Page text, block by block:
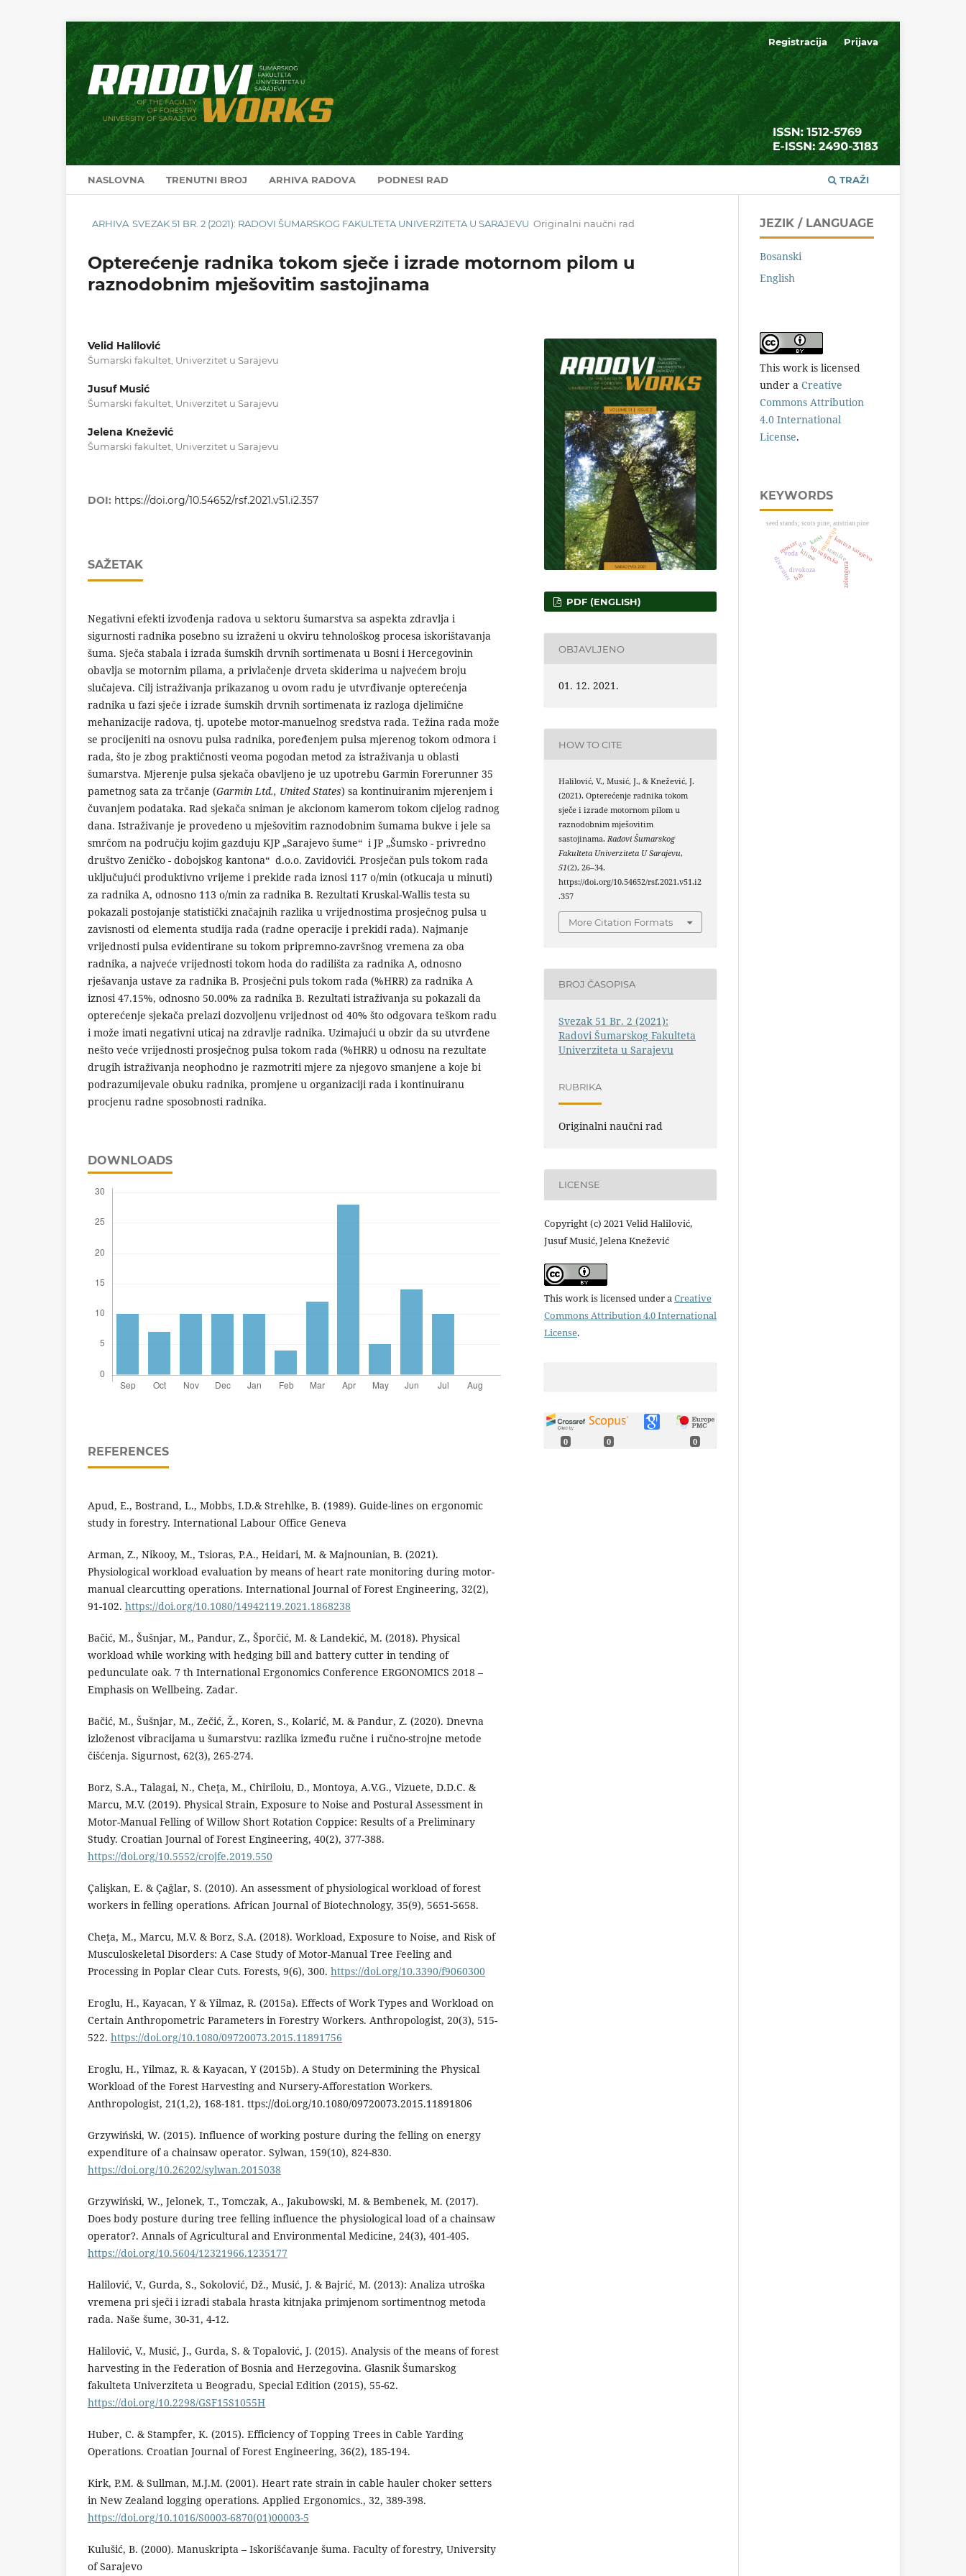
NASLOVNA TRENUTNI BROJ ARHIVA RADOVA PODNESI RAD TRAŽI
Registracija Prijava
ARHIVA SVEZAK 51 BR. 2 (2021): RADOVI ŠUMARSKOG FAKULTETA UNIVERZITETA U SARAJEVU Originalni naučni rad
Opterećenje radnika tokom sječe i izrade motornom pilom u
raznodobnim mješovitim sastojinama
Velid Halilović
Šumarski fakultet, Univerzitet u Sarajevu
Jusuf Musić
Šumarski fakultet, Univerzitet u Sarajevu
Jelena Knežević
Šumarski fakultet, Univerzitet u Sarajevu
DOI: https://doi.org/10.54652/rsf.2021.v51.i2.357
SAŽETAK
Negativni efekti izvođenja radova u sektoru šumarstva sa aspekta zdravlja i
sigurnosti radnika posebno su izraženi u okviru tehnološkog procesa iskorištavanja
šuma. Sječa stabala i izrada šumskih drvnih sortimenata u Bosni i Hercegovinin
obavlja se motornim pilama, a privlačenje drveta skiderima u najvećem broju
slučajeva. Cilj istraživanja prikazanog u ovom radu je utvrđivanje opterećenja
radnika u fazi sječe i izrade šumskih drvnih sortimenata iz razloga djelimične
mehanizacije radova, tj. upotebe motor-manuelnog sredstva rada. Težina rada može
se procijeniti na osnovu pulsa radnika, poređenjem pulsa mjerenog tokom odmora i
rada, što je zbog praktičnosti veoma pogodan metod za istraživanja u oblasti
šumarstva. Mjerenje pulsa sjekača obavljeno je uz upotrebu Garmin Forerunner 35
pametnog sata za trčanje (Garmin Ltd., United States) sa kontinuiranim mjerenjem i
čuvanjem podataka. Rad sjekača sniman je akcionom kamerom tokom cijelog radnog
dana. Istraživanje je provedeno u mješovitim raznodobnim šumama bukve i jele sa
smrčom na području kojim gazduju KJP „Sarajevo šume“ i JP „Šumsko - privredno
društvo Zeničko - dobojskog kantona“ d.o.o. Zavidovići. Prosječan puls tokom rada
uključujući produktivno vrijeme i prekide rada iznosi 117 o/min (otkucaja u minuti)
za radnika A, odnosno 113 o/min za radnika B. Rezultati Kruskal-Wallis testa su
pokazali postojanje statistički značajnih razlika u vrijednostima prosječnog pulsa u
zavisnosti od elementa studija rada (radne operacije i prekidi rada). Najmanje
vrijednosti pulsa evidentirane su tokom pripremno-završnog vremena za oba
radnika, a najveće vrijednosti tokom hoda do radilišta za radnika A, odnosno
rješavanja ustave za radnika B. Prosječni puls tokom rada (%HRR) za radnika A
iznosi 47.15%, odnosno 50.00% za radnika B. Rezultati istraživanja su pokazali da
opterećenje sjekača prelazi dozvoljenu vrijednost od 40% što odgovara teškom radu
i može imati negativni uticaj na zdravlje radnika. Uzimajući u obzir da su utvrđene
nešto veće vrijednosti prosječnog pulsa tokom rada (%HRR) u odnosu na rezultate
drugih istraživanja neophodno je razmotriti mjere za njegovo smanjene a koje bi
podrazumijevale obuku radnika, promjene u organizaciji rada i kontinuiranu
procjenu radne sposobnosti radnika.
DOWNLOADS
REFERENCES
Apud, E., Bostrand, L., Mobbs, I.D.& Strehlke, B. (1989). Guide-lines on ergonomic
study in forestry. International Labour Office Geneva
Arman, Z., Nikooy, M., Tsioras, P.A., Heidari, M. & Majnounian, B. (2021).
Physiological workload evaluation by means of heart rate monitoring during motor-
manual clearcutting operations. International Journal of Forest Engineering, 32(2),
91-102. https://doi.org/10.1080/14942119.2021.1868238
Bačić, M., Šušnjar, M., Pandur, Z., Šporčić, M. & Landekić, M. (2018). Physical
workload while working with hedging bill and battery cutter in tending of
pedunculate oak. 7 th International Ergonomics Conference ERGONOMICS 2018 –
Emphasis on Wellbeing. Zadar.
Bačić, M., Šušnjar, M., Zečić, Ž., Koren, S., Kolarić, M. & Pandur, Z. (2020). Dnevna
izloženost vibracijama u šumarstvu: razlika između ručne i ručno-strojne metode
čišćenja. Sigurnost, 62(3), 265-274.
Borz, S.A., Talagai, N., Cheţa, M., Chiriloiu, D., Montoya, A.V.G., Vizuete, D.D.C. &
Marcu, M.V. (2019). Physical Strain, Exposure to Noise and Postural Assessment in
Motor-Manual Felling of Willow Short Rotation Coppice: Results of a Preliminary
Study. Croatian Journal of Forest Engineering, 40(2), 377-388.
https://doi.org/10.5552/crojfe.2019.550
Ҫalişkan, E. & Ҫağlar, S. (2010). An assessment of physiological workload of forest
workers in felling operations. African Journal of Biotechnology, 35(9), 5651-5658.
Cheţa, M., Marcu, M.V. & Borz, S.A. (2018). Workload, Exposure to Noise, and Risk of
Musculoskeletal Disorders: A Case Study of Motor-Manual Tree Feeling and
Processing in Poplar Clear Cuts. Forests, 9(6), 300. https://doi.org/10.3390/f9060300
Eroglu, H., Kayacan, Y & Yilmaz, R. (2015a). Effects of Work Types and Workload on
Certain Anthropometric Parameters in Forestry Workers. Anthropologist, 20(3), 515-
522. https://doi.org/10.1080/09720073.2015.11891756
Eroglu, H., Yilmaz, R. & Kayacan, Y (2015b). A Study on Determining the Physical
Workload of the Forest Harvesting and Nursery-Afforestation Workers.
Anthropologist, 21(1,2), 168-181. ttps://doi.org/10.1080/09720073.2015.11891806
Grzywiński, W. (2015). Influence of working posture during the felling on energy
expenditure of a chainsaw operator. Sylwan, 159(10), 824-830.
https://doi.org/10.26202/sylwan.2015038
Grzywiński, W., Jelonek, T., Tomczak, A., Jakubowski, M. & Bembenek, M. (2017).
Does body posture during tree felling influence the physiological load of a chainsaw
operator?. Annals of Agricultural and Environmental Medicine, 24(3), 401-405.
https://doi.org/10.5604/12321966.1235177
Halilović, V., Gurda, S., Sokolović, Dž., Musić, J. & Bajrić, M. (2013): Analiza utroška
vremena pri sječi i izradi stabala hrasta kitnjaka primjenom sortimentnog metoda
rada. Naše šume, 30-31, 4-12.
Halilović, V., Musić, J., Gurda, S. & Topalović, J. (2015). Analysis of the means of forest
harvesting in the Federation of Bosnia and Herzegovina. Glasnik Šumarskog
fakulteta Univerziteta u Beogradu, Special Edition (2015), 55-62.
https://doi.org/10.2298/GSF15S1055H
Huber, C. & Stampfer, K. (2015). Efficiency of Topping Trees in Cable Yarding
Operations. Croatian Journal of Forest Engineering, 36(2), 185-194.
Kirk, P.M. & Sullman, M.J.M. (2001). Heart rate strain in cable hauler choker setters
in New Zealand logging operations. Applied Ergonomics., 32, 389-398.
https://doi.org/10.1016/S0003-6870(01)00003-5
Kulušić, B. (2000). Manuskripta – Iskorišćavanje šuma. Faculty of forestry, University
of Sarajevo
PDF (ENGLISH)
OBJAVLJENO
01. 12. 2021.
HOW TO CITE
Halilović, V., Musić, J., & Knežević, J.
(2021). Opterećenje radnika tokom
sječe i izrade motornom pilom u
raznodobnim mješovitim
sastojinama.Radovi Šumarskog
Fakulteta Univerziteta U Sarajevu,
51(2), 26–34.
https://doi.org/10.54652/rsf.2021.v51.i2
.357
More Citation Formats
BROJ ČASOPISA
Svezak 51 Br. 2 (2021):
Radovi Šumarskog Fakulteta
Univerziteta u Sarajevu
RUBRIKA
Originalni naučni rad
LICENSE
Copyright (c) 2021 Velid Halilović,
Jusuf Musić, Jelena Knežević
This work is licensed under aCreative
Commons Attribution 4.0 International
License.
0 0 0
JEZIK / LANGUAGE
Bosanski
English
This work is licensed
under a Creative
Commons Attribution
4.0 International
License.
KEYWORDS
stanište
divokoza zelengora
np sutjeska
migracija
seed stands; scots pine; austrian pine
karst
tlo
voda klima
mostar
diverzitet
kanton sarajevo
bih